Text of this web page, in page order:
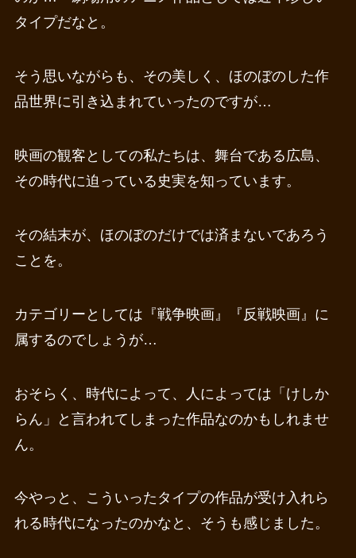
タイプだなと。
そう思いながらも、その美しく、ほのぼのした作
品世界に引き込まれていったのですが…
映画の観客としての私たちは、舞台である広島、
その時代に迫っている史実を知っています。
その結末が、ほのぼのだけでは済まないであろう
ことを。
カテゴリーとしては『戦争映画』『反戦映画』に
属するのでしょうが…
おそらく、時代によって、人によっては「けしか
らん」と言われてしまった作品なのかもしれませ
ん。
今やっと、こういったタイプの作品が受け入れら
れる時代になったのかなと、そうも感じました。